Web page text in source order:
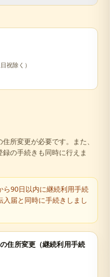
されることがあります。
祝除く）
所変更が必要です。また、
の手続きも同時に行えま
ら90日以内に継続利用手続
届と同時に手続きしまし
住所変更（継続利用手続